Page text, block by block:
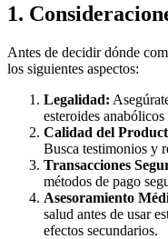
1.
Antes de decidir dónde
los siguientes aspectos:
Legalidad:
esteroides
Calidad del
Busca testimonios y
Transacciones
métodos de pago
Asesoramiento
salud antes de usar
efectos secundarios.